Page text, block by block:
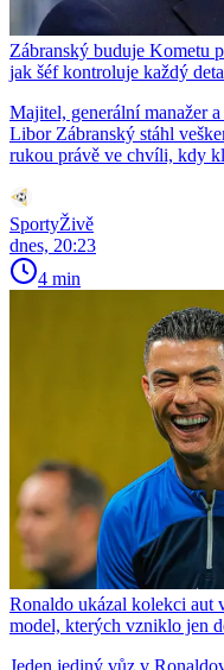
Zábranský buduje Kometu
jak šéf kontroluje každý
Majitel, generální manažer
Libor Zábranský stáhl
rukou právě ve chvíli, kdy
SportyŽivě
dnes, 20:23
4 min
Ronaldo ukázal kolekci aut
model, kterých vzniklo jen
Jeden jediný vůz v